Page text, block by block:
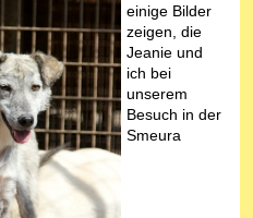
einige Bilder
zeigen, die
Jeanie und
ich bei
unserem
Besuch in der
Smeura